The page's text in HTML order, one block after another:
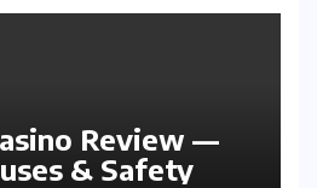
Review —
& Safety